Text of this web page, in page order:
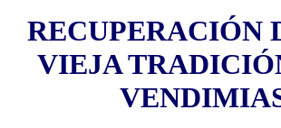
RECUPERACIÓN
VIEJA